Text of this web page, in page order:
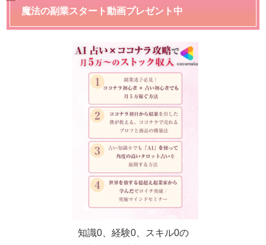
魔法の副業スタート動画プレゼント中
知識0、経験0、スキル0の